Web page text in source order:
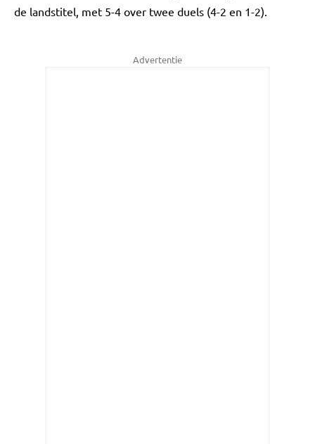
de landstitel, met 5-4 over twee duels (4-2 en 1-2).
Advertentie